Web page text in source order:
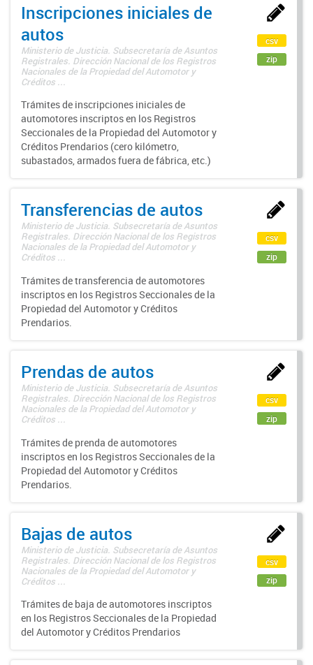
Inscripciones iniciales de
autos
Ministerio de Justicia. Subsecretaría de Asuntos
Registrales. Dirección Nacional de los Registros
Nacionales de la Propiedad del Automotor y
Créditos ...
Trámites de inscripciones iniciales de
automotores inscriptos en los Registros
Seccionales de la Propiedad del Automotor y
Créditos Prendarios (cero kilómetro,
subastados, armados fuera de fábrica, etc.)
csv
zip
Transferencias de autos
Ministerio de Justicia. Subsecretaría de Asuntos
Registrales. Dirección Nacional de los Registros
Nacionales de la Propiedad del Automotor y
Créditos ...
Trámites de transferencia de automotores
inscriptos en los Registros Seccionales de la
Propiedad del Automotor y Créditos
Prendarios.
csv
zip
Prendas de autos
Ministerio de Justicia. Subsecretaría de Asuntos
Registrales. Dirección Nacional de los Registros
Nacionales de la Propiedad del Automotor y
Créditos ...
Trámites de prenda de automotores
inscriptos en los Registros Seccionales de la
Propiedad del Automotor y Créditos
Prendarios.
csv
zip
Bajas de autos
Ministerio de Justicia. Subsecretaría de Asuntos
Registrales. Dirección Nacional de los Registros
Nacionales de la Propiedad del Automotor y
Créditos ...
Trámites de baja de automotores inscriptos
en los Registros Seccionales de la Propiedad
del Automotor y Créditos Prendarios
csv
zip